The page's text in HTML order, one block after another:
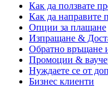
Как да ползвате
Как да направите
Опции за плащане
Изпращане &
Обратно връщане
Промоции &
Нуждаете се от
Бизнес клиенти